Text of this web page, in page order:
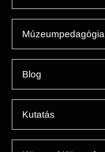
Múzeumpedagógia
Blog
Kutatás